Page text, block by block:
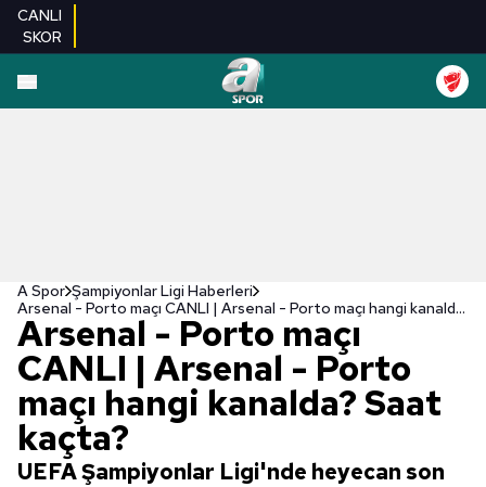
CANLI
SKOR
A Spor Şampiyonlar Ligi Haberleri
Arsenal - Porto maçı CANLI | Arsenal - Porto maçı hangi kanalda? Saat kaçta?
Arsenal - Porto maçı
CANLI | Arsenal - Porto
maçı hangi kanalda? Saat
kaçta?
UEFA Şampiyonlar Ligi'nde heyecan son